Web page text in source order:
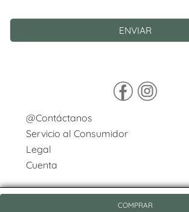
COMPRAR
@Contáctanos
Servicio al Consumidor
Legal
Cuenta
© Copyright 2026 / Pasqualini